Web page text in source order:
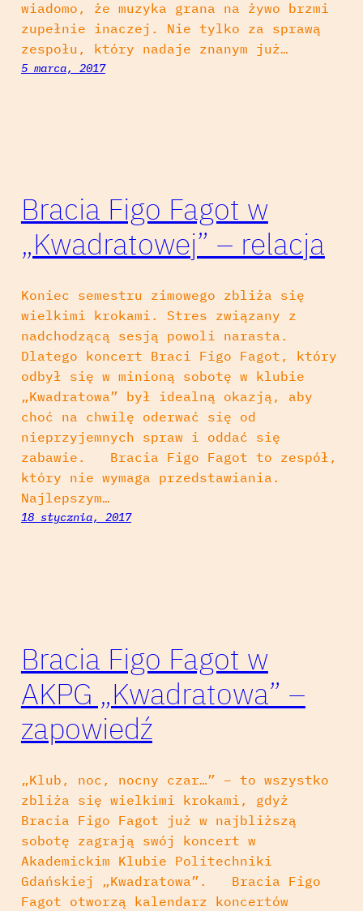
wiadomo, że muzyka grana na żywo brzmi
zupełnie inaczej. Nie tylko za sprawą
zespołu, który nadaje znanym już…
5 marca, 2017
Bracia Figo Fagot w
„Kwadratowej” – relacja
Koniec semestru zimowego zbliża się
wielkimi krokami. Stres związany z
nadchodzącą sesją powoli narasta.
Dlatego koncert Braci Figo Fagot, który
odbył się w minioną sobotę w klubie
„Kwadratowa” był idealną okazją, aby
choć na chwilę oderwać się od
nieprzyjemnych spraw i oddać się
zabawie. Bracia Figo Fagot to zespół,
który nie wymaga przedstawiania.
Najlepszym…
18 stycznia, 2017
Bracia Figo Fagot w
AKPG „Kwadratowa” –
zapowiedź
„Klub, noc, nocny czar…” – to wszystko
zbliża się wielkimi krokami, gdyż
Bracia Figo Fagot już w najbliższą
sobotę zagrają swój koncert w
Akademickim Klubie Politechniki
Gdańskiej „Kwadratowa”. Bracia Figo
Fagot otworzą kalendarz koncertów